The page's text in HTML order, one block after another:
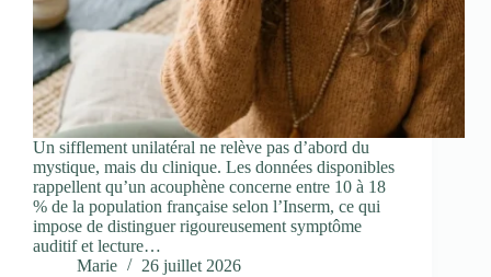
Un sifflement unilatéral ne relève pas d’abord du
mystique, mais du clinique. Les données disponibles
rappellent qu’un acouphène concerne entre 10 à 18
% de la population française selon l’Inserm, ce qui
impose de distinguer rigoureusement symptôme
auditif et lecture…
Marie
26 juillet 2026